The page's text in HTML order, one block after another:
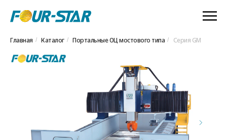
Главная / Каталог / Портальные ОЦ мостового типа / Серия GM